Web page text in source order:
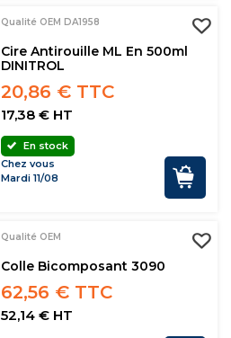
Qualité OEM DA1958
Cire Antirouille ML En 500ml
DINITROL
20,86 € TTC
17,38 € HT
En stock
Chez vous
Mardi 11/08
Qualité OEM
Colle Bicomposant 3090
62,56 € TTC
52,14 € HT